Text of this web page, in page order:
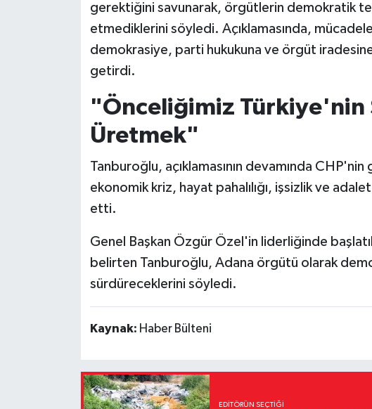
gerektiğini savunarak, örgütlerin demokratik
etmediklerini söyledi. Açıklamasında,
demokrasiye, parti hukukuna ve örgüt iradesine
getirdi.
"Önceliğimiz Türkiye'nin
Üretmek"
Tanburoğlu, açıklamasının devamında
ekonomik kriz, hayat pahalılığı, işsizlik ve
etti.
Genel Başkan Özgür Özel'in liderliğinde
belirten Tanburoğlu, Adana örgütü olarak
sürdüreceklerini söyledi.
Kaynak: Haber Bülteni
EDITÖRÜN SEÇTIĞI